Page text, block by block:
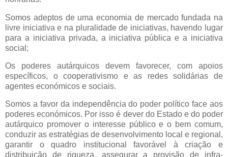
Somos adeptos de uma economia de mercado fundada na
livre iniciativa e na pluralidade de iniciativas, havendo lugar
para a iniciativa privada, a iniciativa pública e a iniciativa
social;
Os poderes autárquicos devem favorecer, com apoios
específicos, o cooperativismo e as redes solidárias de
agentes económicos e sociais.
Somos a favor da independência do poder político face aos
poderes económicos. Por isso é dever do Estado e do poder
autárquico promover o interesse público e o bem comum,
conduzir as estratégias de desenvolvimento local e regional,
garantir o quadro institucional favorável à criação e
distribuição de riqueza, assegurar a provisão de infra-